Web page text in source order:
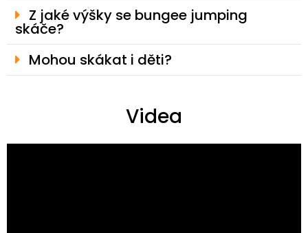
Z jaké výšky se bungee jumping
skáče?
Mohou skákat i děti?
Videa